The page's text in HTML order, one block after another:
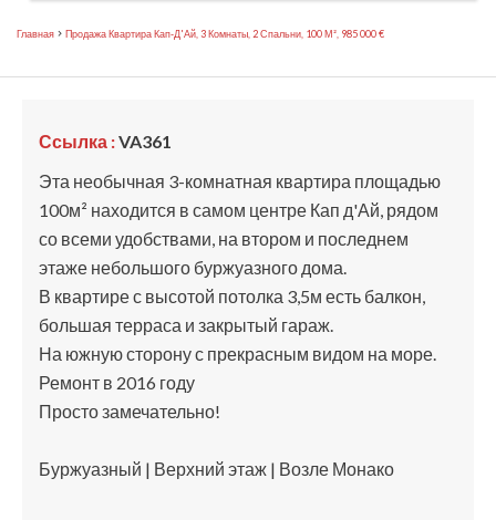
Главная Продажа Квартира Кап-Д'Ай, 3 Комнаты, 2 Спальни, 100 М², 985 000 €
Ссылка :VA361
Эта необычная 3-комнатная квартира площадью
100м² находится в самом центре Кап д'Ай, рядом
со всеми удобствами, на втором и последнем
этаже небольшого буржуазного дома.
В квартире с высотой потолка 3,5м есть балкон,
большая терраса и закрытый гараж.
На южную сторону с прекрасным видом на море.
Ремонт в 2016 году
Просто замечательно!
Буржуазный | Верхний этаж | Возле Монако